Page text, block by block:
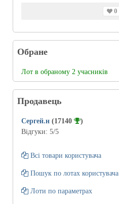
0
Обране
Лот в обраному 2 учасників
Продавець
Сергей.н (17140
)
Відгуки: 5/5
Всі товари користувача
Пошук по лотах користувача
Лоти по параметрах